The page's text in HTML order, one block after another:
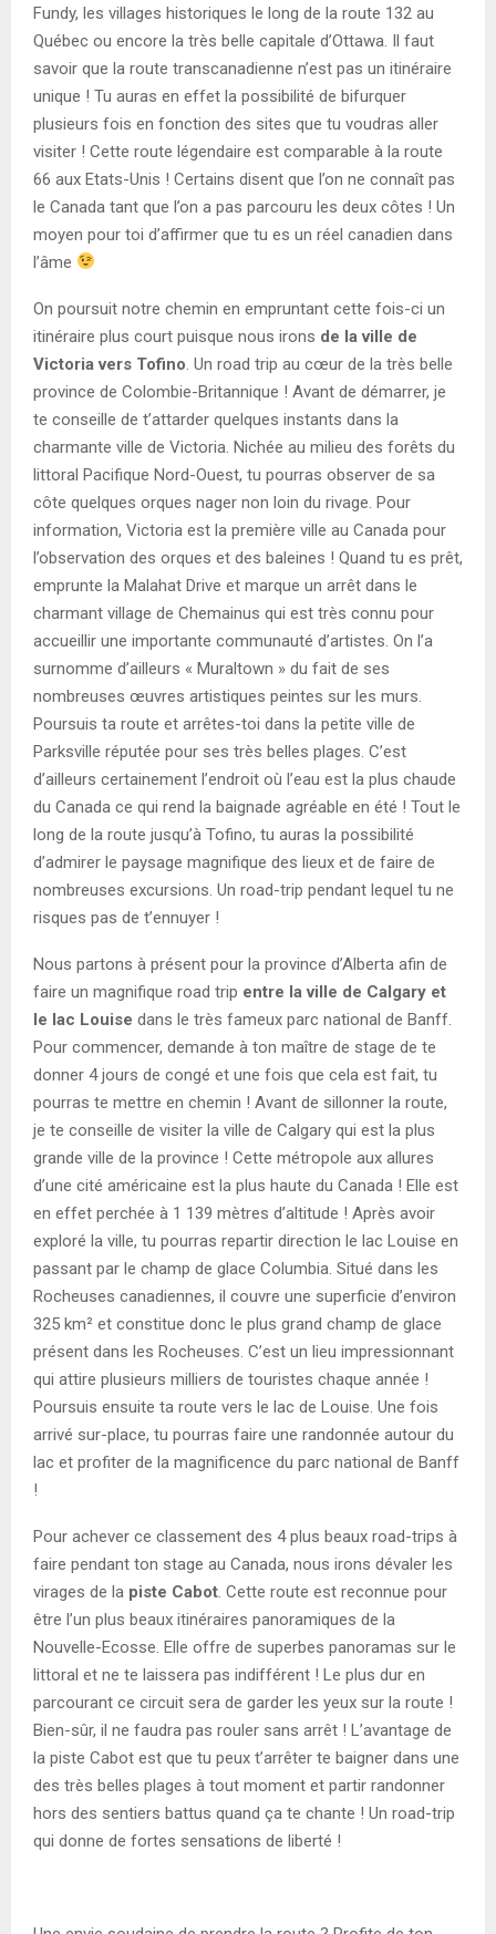
Fundy, les villages historiques le long de la route 132 au
Québec ou encore la très belle capitale d’Ottawa. Il faut
savoir que la route transcanadienne n’est pas un itinéraire
unique ! Tu auras en effet la possibilité de bifurquer
plusieurs fois en fonction des sites que tu voudras aller
visiter ! Cette route légendaire est comparable à la route
66 aux Etats-Unis ! Certains disent que l’on ne connaît pas
le Canada tant que l’on a pas parcouru les deux côtes ! Un
moyen pour toi d’affirmer que tu es un réel canadien dans
l’âme
On poursuit notre chemin en empruntant cette fois-ci un
itinéraire plus court puisque nous irons de la ville de
Victoria vers Tofino . Un road trip au cœur de la très belle
province de Colombie-Britannique ! Avant de démarrer, je
te conseille de t’attarder quelques instants dans la
charmante ville de Victoria. Nichée au milieu des forêts du
littoral Pacifique Nord-Ouest, tu pourras observer de sa
côte quelques orques nager non loin du rivage. Pour
information, Victoria est la première ville au Canada pour
l’observation des orques et des baleines ! Quand tu es prêt,
emprunte la Malahat Drive et marque un arrêt dans le
charmant village de Chemainus qui est très connu pour
accueillir une importante communauté d’artistes. On l’a
surnomme d’ailleurs « Muraltown » du fait de ses
nombreuses œuvres artistiques peintes sur les murs.
Poursuis ta route et arrêtes-toi dans la petite ville de
Parksville réputée pour ses très belles plages. C’est
d’ailleurs certainement l’endroit où l’eau est la plus chaude
du Canada ce qui rend la baignade agréable en été ! Tout le
long de la route jusqu’à Tofino, tu auras la possibilité
d’admirer le paysage magnifique des lieux et de faire de
nombreuses excursions. Un road-trip pendant lequel tu ne
risques pas de t’ennuyer !
Nous partons à présent pour la province d’Alberta afin de
faire un magnifique road trip entre la ville de Calgary et
le lac Louise dans le très fameux parc national de Banff.
Pour commencer, demande à ton maître de stage de te
donner 4 jours de congé et une fois que cela est fait, tu
pourras te mettre en chemin ! Avant de sillonner la route,
je te conseille de visiter la ville de Calgary qui est la plus
grande ville de la province ! Cette métropole aux allures
d’une cité américaine est la plus haute du Canada ! Elle est
en effet perchée à 1 139 mètres d’altitude ! Après avoir
exploré la ville, tu pourras repartir direction le lac Louise en
passant par le champ de glace Columbia. Situé dans les
Rocheuses canadiennes, il couvre une superficie d’environ
325 km² et constitue donc le plus grand champ de glace
présent dans les Rocheuses. C’est un lieu impressionnant
qui attire plusieurs milliers de touristes chaque année !
Poursuis ensuite ta route vers le lac de Louise. Une fois
arrivé sur-place, tu pourras faire une randonnée autour du
lac et profiter de la magnificence du parc national de Banff
!
Pour achever ce classement des 4 plus beaux road-trips à
faire pendant ton stage au Canada, nous irons dévaler les
virages de la piste Cabot . Cette route est reconnue pour
être l’un plus beaux itinéraires panoramiques de la
Nouvelle-Ecosse. Elle offre de superbes panoramas sur le
littoral et ne te laissera pas indifférent ! Le plus dur en
parcourant ce circuit sera de garder les yeux sur la route !
Bien-sûr, il ne faudra pas rouler sans arrêt ! L’avantage de
la piste Cabot est que tu peux t’arrêter te baigner dans une
des très belles plages à tout moment et partir randonner
hors des sentiers battus quand ça te chante ! Un road-trip
qui donne de fortes sensations de liberté !